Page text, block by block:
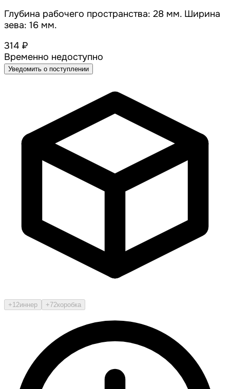
Глубина рабочего пространства: 28 мм. Ширина
зева: 16 мм.
314 ₽
Временно недоступно
Уведомить о поступлении
+12иннер +72коробка